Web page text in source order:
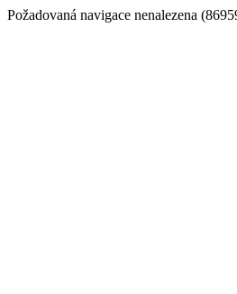
Požadovaná navigace nenalezena